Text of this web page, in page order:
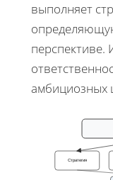
выполняет
перспективе.
амбициозных
Стратегия